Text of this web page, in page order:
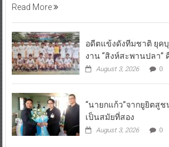
Read More
อดีตแข้งดังทีมชาติ ยุคบุ
งาน “สิงห์สะพานปลา”
August 3, 2026 0
“นายกแก้ว”จากยูยิตสู
เป็นสมัยที่สอง
August 3, 2026 0